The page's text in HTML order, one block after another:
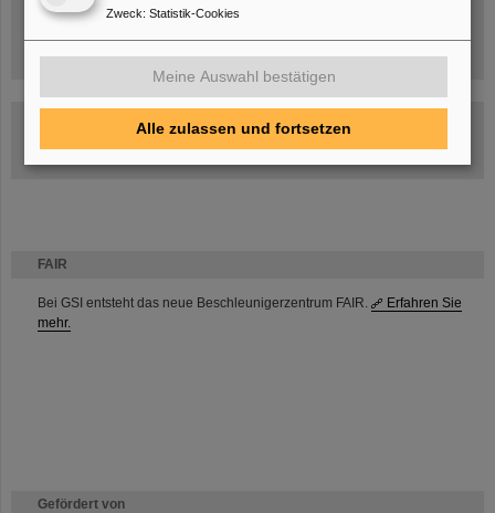
FAIR
Bei GSI entsteht das neue Beschleunigerzentrum FAIR.
Erfahren Sie
mehr.
Gefördert von
GSI-FAIR Kolloquium
Zweck: Statistik-Cookies
Meine Auswahl bestätigen
Alle zulassen und fortsetzen